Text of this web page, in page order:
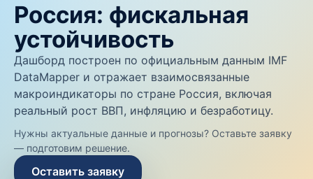
Россия: фискальная
устойчивость
Дашборд построен по официальным данным IMF
DataMapper и отражает взаимосвязанные
макроиндикаторы по стране Россия, включая
реальный рост ВВП, инфляцию и безработицу.
Нужны актуальные данные и прогнозы? Оставьте заявку
— подготовим решение.
Оставить заявку